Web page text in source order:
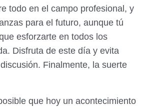
todo en el campo profesional, y
para el futuro, aunque tú
esforzarte en todos los
Disfruta de este día y evita
Finalmente, la suerte
que hoy un acontecimiento